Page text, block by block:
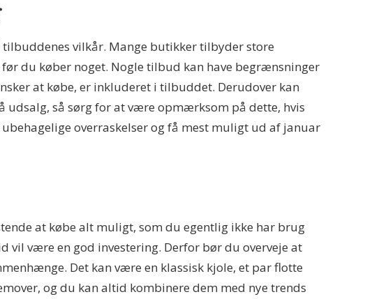
vilkår. Mange butikker tilbyder store
du køber noget. Nogle tilbud kan have begrænsninger
at købe, er inkluderet i tilbuddet. Derudover kan
så sørg for at være opmærksom på dette, hvis
overraskelser og få mest muligt ud af januar
at købe alt muligt, som du egentlig ikke har brug
vil være en god investering. Derfor bør du overveje at
Det kan være en klassisk kjole, et par flotte
og du kan altid kombinere dem med nye trends